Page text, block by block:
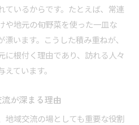
ているからです。たとえば、常連
や地元の旬野菜を使った一皿な
います。こうした積み重ねが、
に根付く理由であり、訪れる人々
ています。
が深まる理由
地域交流の場としても重要な役割